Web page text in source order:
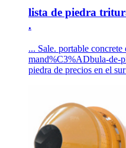
lista de piedra
.
... Sale. portable
mand%C3%ADbula-de-
piedra de precios en el